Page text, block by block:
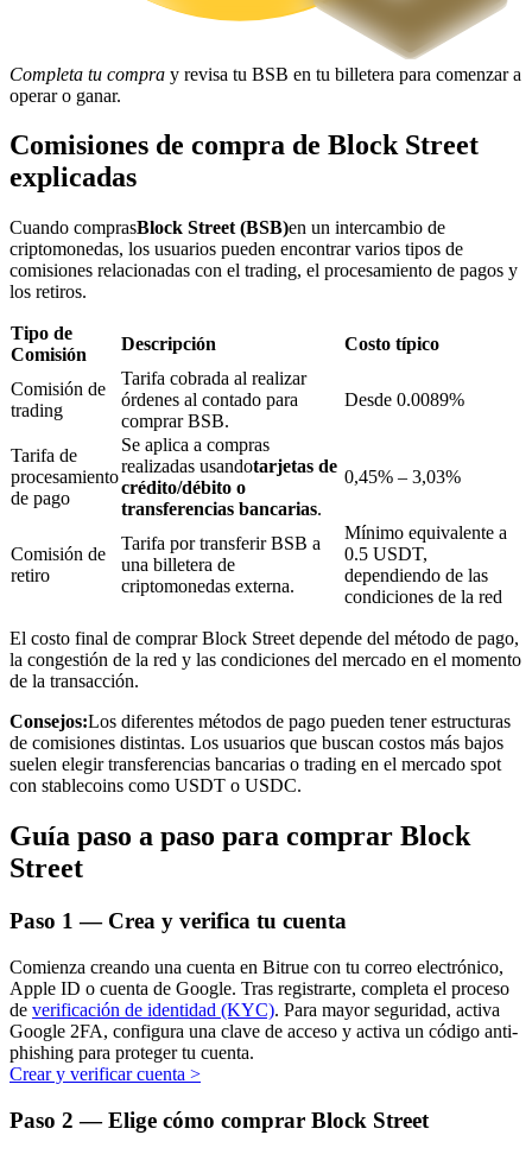
Bloqueos BTR
Inversiones exclusivas para titulares de BTR
Préstamos
Servicio de préstamos respaldado por criptomonedas
Inversión automática
Obtenga más información sobre cómo obtener ingresos pasivos
Bitrue
AI
Completa tu compra y revisa tu BSB en tu billetera para comenzar a
operar o ganar.
Comisiones de compra de Block Street
explicadas
Cuando comprasBlock Street (BSB)en un intercambio de
criptomonedas, los usuarios pueden encontrar varios tipos de
comisiones relacionadas con el trading, el procesamiento de pagos y
los retiros.
Tipo de
Comisión
Descripción Costo típico
Comisión de
trading
Tarifa cobrada al realizar
órdenes al contado para
comprar BSB.
Desde 0.0089%
Tarifa de
procesamiento
de pago
Se aplica a compras
realizadas usandotarjetas de
crédito/débito o
transferencias bancarias.
0,45% – 3,03%
Comisión de
retiro
Tarifa por transferir BSB a
una billetera de
criptomonedas externa.
Mínimo equivalente a
0.5 USDT,
dependiendo de las
condiciones de la red
El costo final de comprar Block Street depende del método de pago,
la congestión de la red y las condiciones del mercado en el momento
de la transacción.
Consejos:Los diferentes métodos de pago pueden tener estructuras
de comisiones distintas. Los usuarios que buscan costos más bajos
suelen elegir transferencias bancarias o trading en el mercado spot
con stablecoins como USDT o USDC.
Guía paso a paso para comprar Block
Street
Paso 1 — Crea y verifica tu cuenta
Comienza creando una cuenta en Bitrue con tu correo electrónico,
Apple ID o cuenta de Google. Tras registrarte, completa el proceso
de verificación de identidad (KYC). Para mayor seguridad, activa
Google 2FA, configura una clave de acceso y activa un código anti-
phishing para proteger tu cuenta.
Crear y verificar cuenta >
Paso 2 — Elige cómo comprar Block Street